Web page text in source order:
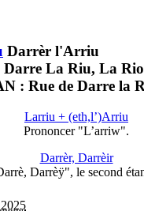
Darrèr l'Arriu
La Riu, La
: Rue de Darre la
Larriu + (eth,l’)Arriu
Prononcer "L’arriw".
Darrèr, Darrèir
Darrèÿ", le second